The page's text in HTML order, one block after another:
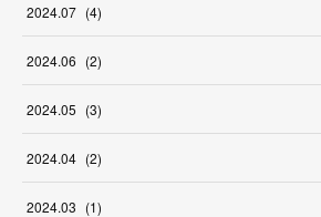
2024.07 (4)
2024.06 (2)
2024.05 (3)
2024.04 (2)
2024.03 (1)